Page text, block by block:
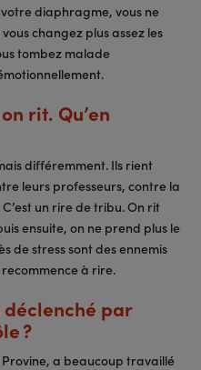
diaphragme, vous ne
changez plus assez les
tombez malade
rit. Qu’en
différemment. Ils rient
leurs professeurs, contre la
un rire de tribu. On rit
ensuite, on ne prend plus le
de stress sont des ennemis
à rire.
par
?
a beaucoup travaillé